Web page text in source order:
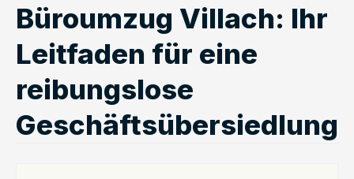
Büroumzug Villach: Ihr
Leitfaden für eine
reibungslose
Geschäftsübersiedlung